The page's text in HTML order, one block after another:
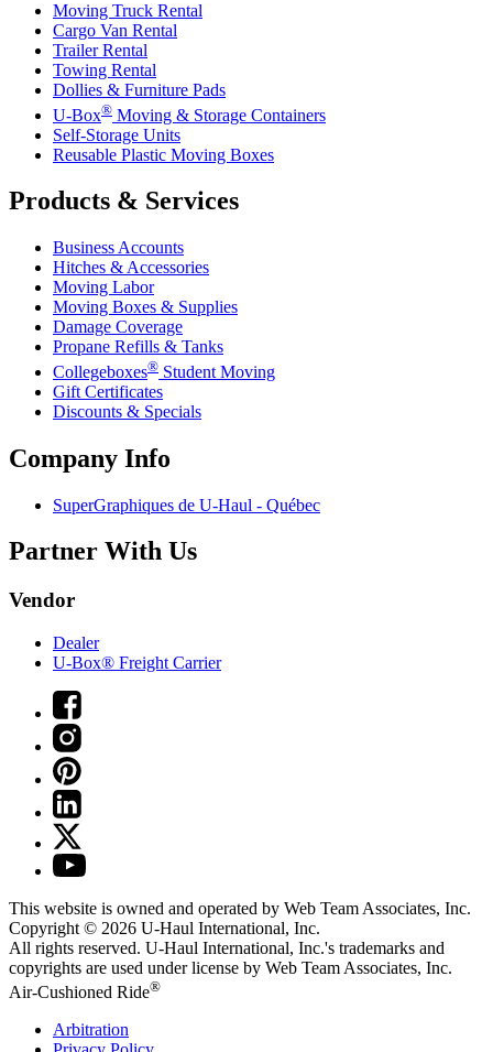
Moving Truck Rental
Cargo Van Rental
Trailer Rental
Towing Rental
Dollies & Furniture Pads
U-Box® Moving & Storage Containers
Self-Storage Units
Reusable Plastic Moving Boxes
Products & Services
Business Accounts
Hitches & Accessories
Moving Labor
Moving Boxes & Supplies
Damage Coverage
Propane Refills & Tanks
Collegeboxes® Student Moving
Gift Certificates
Discounts & Specials
Company Info
SuperGraphiques de U-Haul - Québec
Partner With Us
Vendor
Dealer
U-Box® Freight Carrier
This website is owned and operated by Web Team Associates, Inc.
Copyright © 2026 U-Haul International, Inc.
All rights reserved. U-Haul International, Inc.'s trademarks and
copyrights are used under license by Web Team Associates, Inc.
Air-Cushioned Ride®
Arbitration